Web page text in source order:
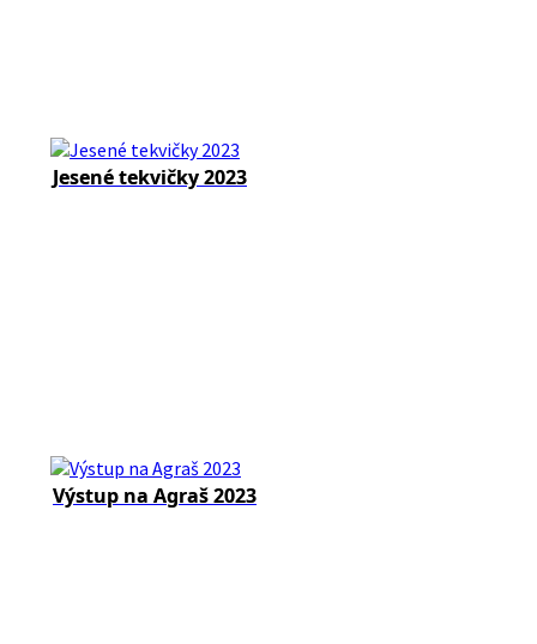
Jesené tekvičky 2023
Výstup na Agraš 2023